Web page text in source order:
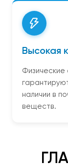
Высокая
Физические
наличии в
веществ.